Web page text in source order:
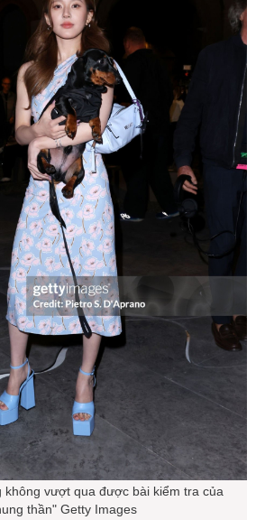
không vượt qua được bài kiểm tra của
thần" Getty Images